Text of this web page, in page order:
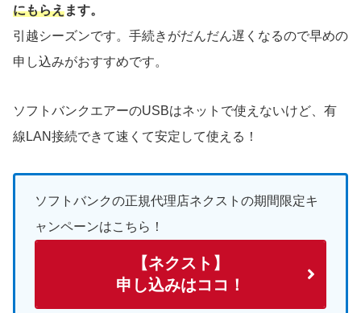
にもらえます。
引越シーズンです。手続きがだんだん遅くなるので早めの
申し込みがおすすめです。
ソフトバンクエアーのUSBはネットで使えないけど、有
線LAN接続できて速くて安定して使える！
ソフトバンクの正規代理店ネクストの期間限定キ
ャンペーンはこちら！
【ネクスト】
申し込みはココ！